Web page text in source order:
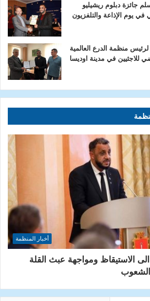
جائزة دبلوم ريشيليو
في يوم الإذاعة والتلفزيون
لرئيس منظمة الدرع العالمية
للاجئيين في مدينة اوديسا
أخبار المنظمة
الاستيقاظ ومواجهة عبث القلة
الشعوب